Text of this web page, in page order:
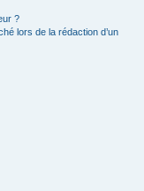
?
lors de la rédaction d’un